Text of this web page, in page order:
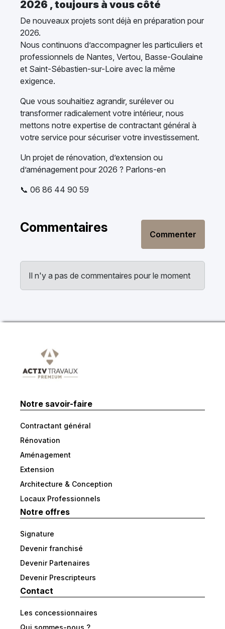
2026 , toujours à vous côté
De nouveaux projets sont déjà en préparation pour
2026.
Nous continuons d’accompagner les particuliers et
professionnels de Nantes, Vertou, Basse-Goulaine
et Saint-Sébastien-sur-Loire avec la même
exigence.
Que vous souhaitiez agrandir, surélever ou
transformer radicalement votre intérieur, nous
mettons notre expertise de contractant général à
votre service pour sécuriser votre investissement.
Un projet de rénovation, d’extension ou
d’aménagement pour 2026 ? Parlons-en
📞 06 86 44 90 59
Commentaires Commenter
Il n'y a pas de commentaires pour le moment
Notre savoir-faire
Contractant général
Rénovation
Aménagement
Extension
Architecture & Conception
Locaux Professionnels
Notre offres
Signature
Devenir franchisé
Devenir Partenaires
Devenir Prescripteurs
Contact
Les concessionnaires
Qui sommes-nous ?